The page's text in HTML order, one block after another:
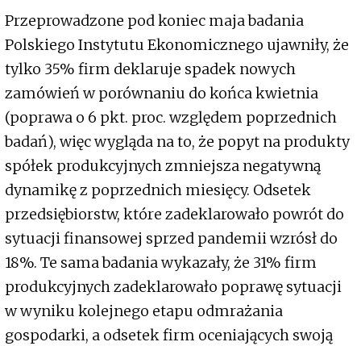
Przeprowadzone pod koniec maja badania
Polskiego Instytutu Ekonomicznego ujawniły, że
tylko 35% firm deklaruje spadek nowych
zamówień w porównaniu do końca kwietnia
(poprawa o 6 pkt. proc. względem poprzednich
badań), więc wygląda na to, że popyt na produkty
spółek produkcyjnych zmniejsza negatywną
dynamikę z poprzednich miesięcy. Odsetek
przedsiębiorstw, które zadeklarowało powrót do
sytuacji finansowej sprzed pandemii wzrósł do
18%. Te sama badania wykazały, że 31% firm
produkcyjnych zadeklarowało poprawę sytuacji
w wyniku kolejnego etapu odmrażania
gospodarki, a odsetek firm oceniających swoją